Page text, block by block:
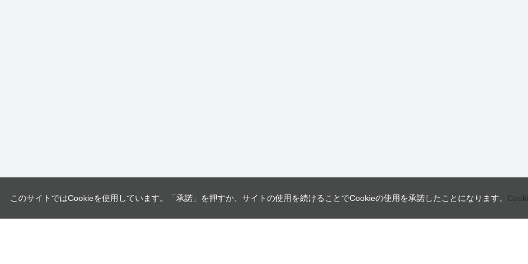
このサイトではCookieを使用しています。「承諾」を押すか、サイトの使用を続けることでCookieの使用を承諾したことになります。